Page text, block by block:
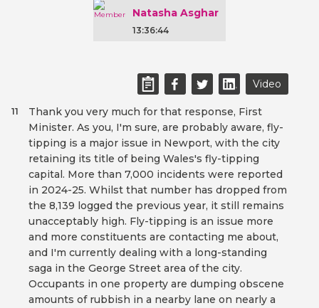
Natasha Asghar
13:36:44
Video
Thank you very much for that response, First
Minister. As you, I'm sure, are probably aware, fly-
tipping is a major issue in Newport, with the city
retaining its title of being Wales's fly-tipping
capital. More than 7,000 incidents were reported
in 2024-25. Whilst that number has dropped from
the 8,139 logged the previous year, it still remains
unacceptably high. Fly-tipping is an issue more
and more constituents are contacting me about,
and I'm currently dealing with a long-standing
saga in the George Street area of the city.
Occupants in one property are dumping obscene
amounts of rubbish in a nearby lane on nearly a
11